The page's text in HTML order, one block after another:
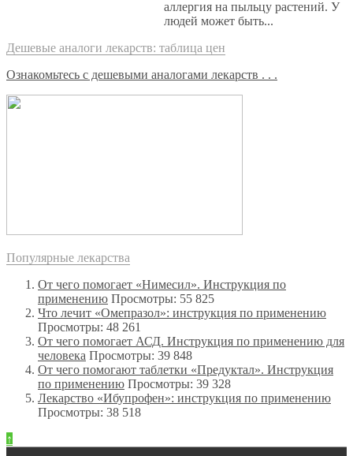
аллергия на пыльцу растений. У
людей может быть...
Дешевые аналоги лекарств: таблица цен
Ознакомьтесь с дешевыми аналогами лекарств . . .
Популярные лекарства
От чего помогает «Нимесил». Инструкция по
применению Просмотры: 55 825
Что лечит «Омепразол»: инструкция по применению
Просмотры: 48 261
От чего помогает АСД. Инструкция по применению для
человека Просмотры: 39 848
От чего помогают таблетки «Предуктал». Инструкция
по применению Просмотры: 39 328
Лекарство «Ибупрофен»: инструкция по применению
Просмотры: 38 518
↑